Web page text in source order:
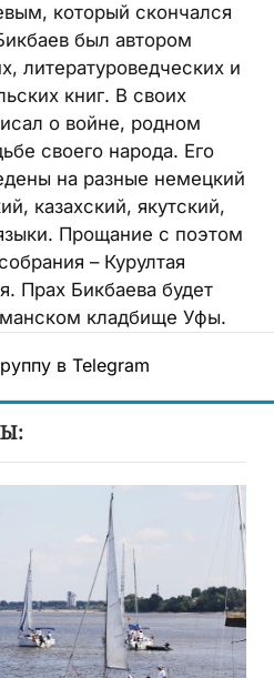
который скончался
был автором
литературоведческих и
книг. В своих
о войне, родном
своего народа. Его
на разные немецкий
казахский, якутский,
Прощание с поэтом
– Курултая
Прах Бикбаева будет
кладбище Уфы.
в Telegram